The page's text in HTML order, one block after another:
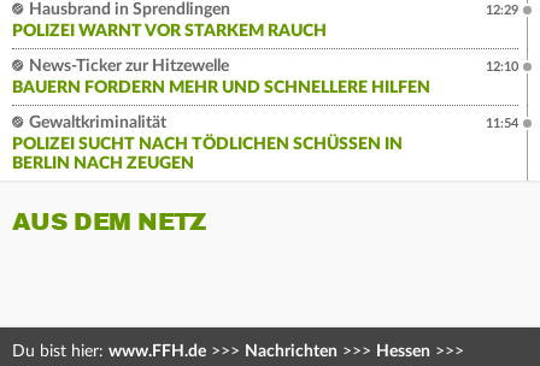
Hausbrand in Sprendlingen
POLIZEI WARNT VOR STARKEM RAUCH
12:29
News-Ticker zur Hitzewelle
BAUERN FORDERN MEHR UND SCHNELLERE HILFEN
12:10
Gewaltkriminalität
POLIZEI SUCHT NACH TÖDLICHEN SCHÜSSEN IN
BERLIN NACH ZEUGEN
11:54
AUS DEM NETZ
Du bist hier: www.FFH.de >>> Nachrichten >>> Hessen >>>